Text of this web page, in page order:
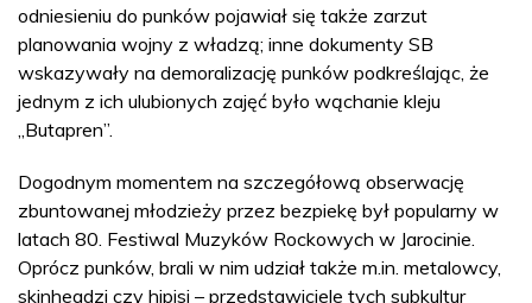
odniesieniu do punków pojawiał się także zarzut
planowania wojny z władzą; inne dokumenty SB
wskazywały na demoralizację punków podkreślając, że
jednym z ich ulubionych zajęć było wąchanie kleju
„Butapren”.
Dogodnym momentem na szczegółową obserwację
zbuntowanej młodzieży przez bezpiekę był popularny w
latach 80. Festiwal Muzyków Rockowych w Jarocinie.
Oprócz punków, brali w nim udział także m.in. metalowcy,
skinheadzi czy hipisi – przedstawiciele tych subkultur